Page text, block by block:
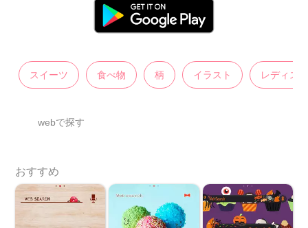
スイーツ 食べ物 柄 イラスト レディス
webで探す
おすすめ